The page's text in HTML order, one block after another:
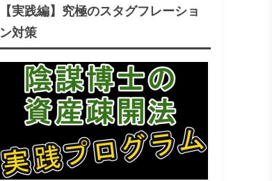
【実践編】究極のスタグフレーショ
ン対策